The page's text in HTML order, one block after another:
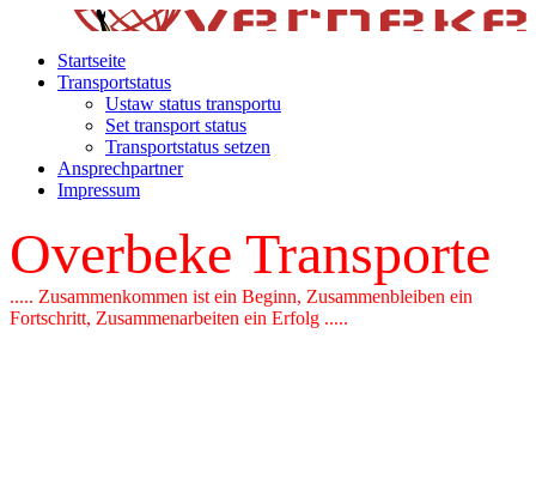
Startseite
Transportstatus
Ustaw status transportu
Set transport status
Transportstatus setzen
Ansprechpartner
Impressum
Overbeke Transporte
..... Zusammenkommen ist ein Beginn, Zusammenbleiben ein
Fortschritt, Zusammenarbeiten ein Erfolg .....